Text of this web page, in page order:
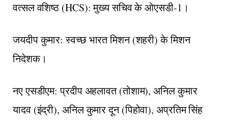
वत्सल वशिष्ठ (HCS): मुख्य सचिव के ओएसडी-1।
जयदीप कुमार: स्वच्छ भारत मिशन (शहरी) के मिशन
निदेशक।
नए एसडीएम: प्रदीप अहलावत (तोशाम), अनिल कुमार
यादव (इंद्री), अनिल कुमार दून (पिहोवा), अप्रतिम सिंह